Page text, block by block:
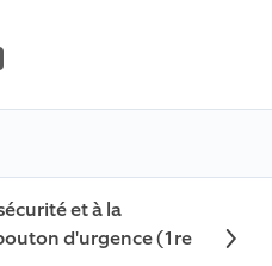
et à la
d'urgence (1re